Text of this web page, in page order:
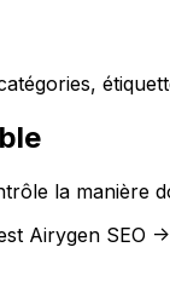
la manière
Airygen SEO -